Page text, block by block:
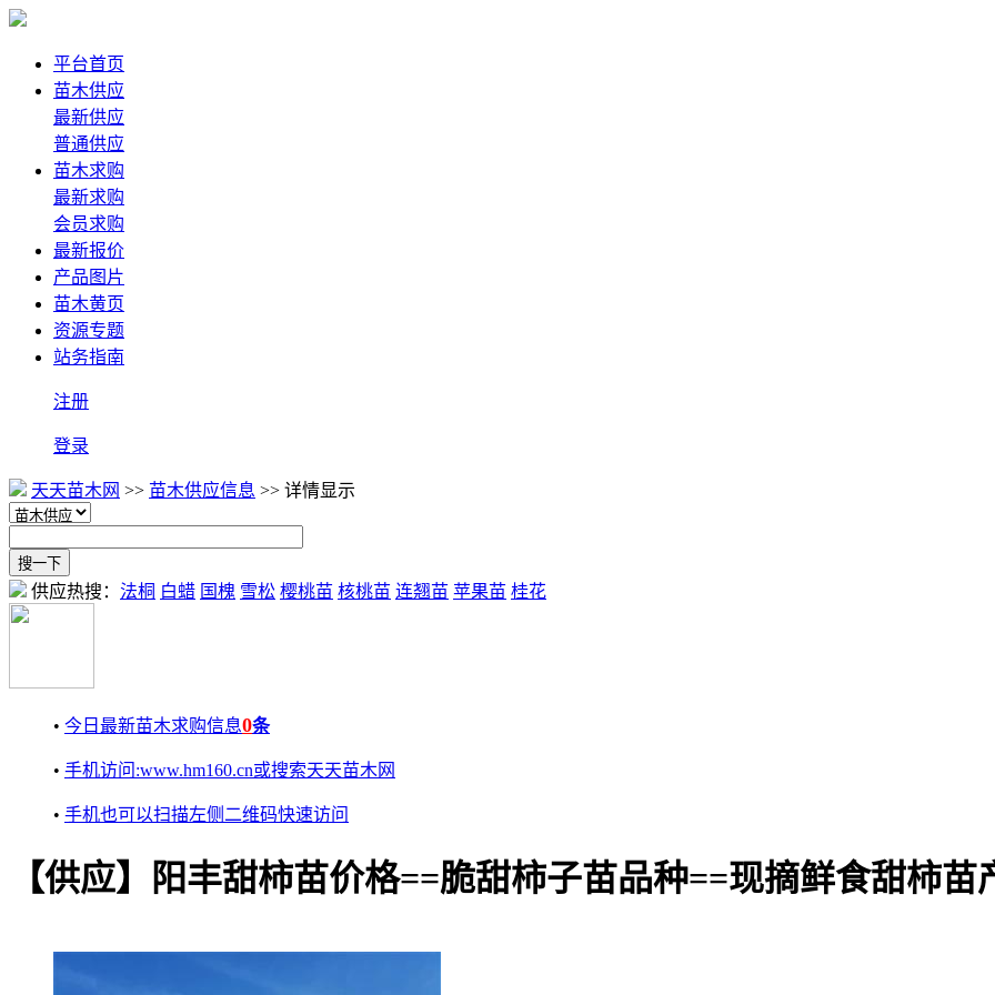
平台首页
苗木供应
最新供应
普通供应
苗木求购
最新求购
会员求购
最新报价
产品图片
苗木黄页
资源专题
站务指南
注册
登录
天天苗木网 >> 苗木供应信息 >> 详情显示
供应热搜： 法桐 白蜡 国槐 雪松 樱桃苗 核桃苗 连翘苗 苹果苗 桂花
• 今日最新苗木求购信息0条
• 手机访问:www.hm160.cn或搜索天天苗木网
• 手机也可以扫描左侧二维码快速访问
【供应】阳丰甜柿苗价格==脆甜柿子苗品种==现摘鲜食甜柿苗